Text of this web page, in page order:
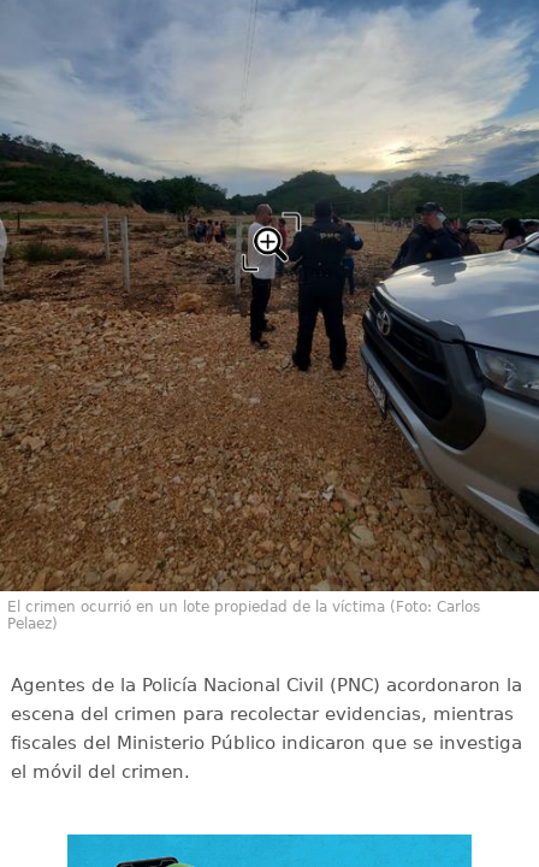
El crimen ocurrió en un lote propiedad de la víctima (Foto: Carlos
Pelaez)
Agentes de la Policía Nacional Civil (PNC) acordonaron la
escena del crimen para recolectar evidencias, mientras
fiscales del Ministerio Público indicaron que se investiga
el móvil del crimen.